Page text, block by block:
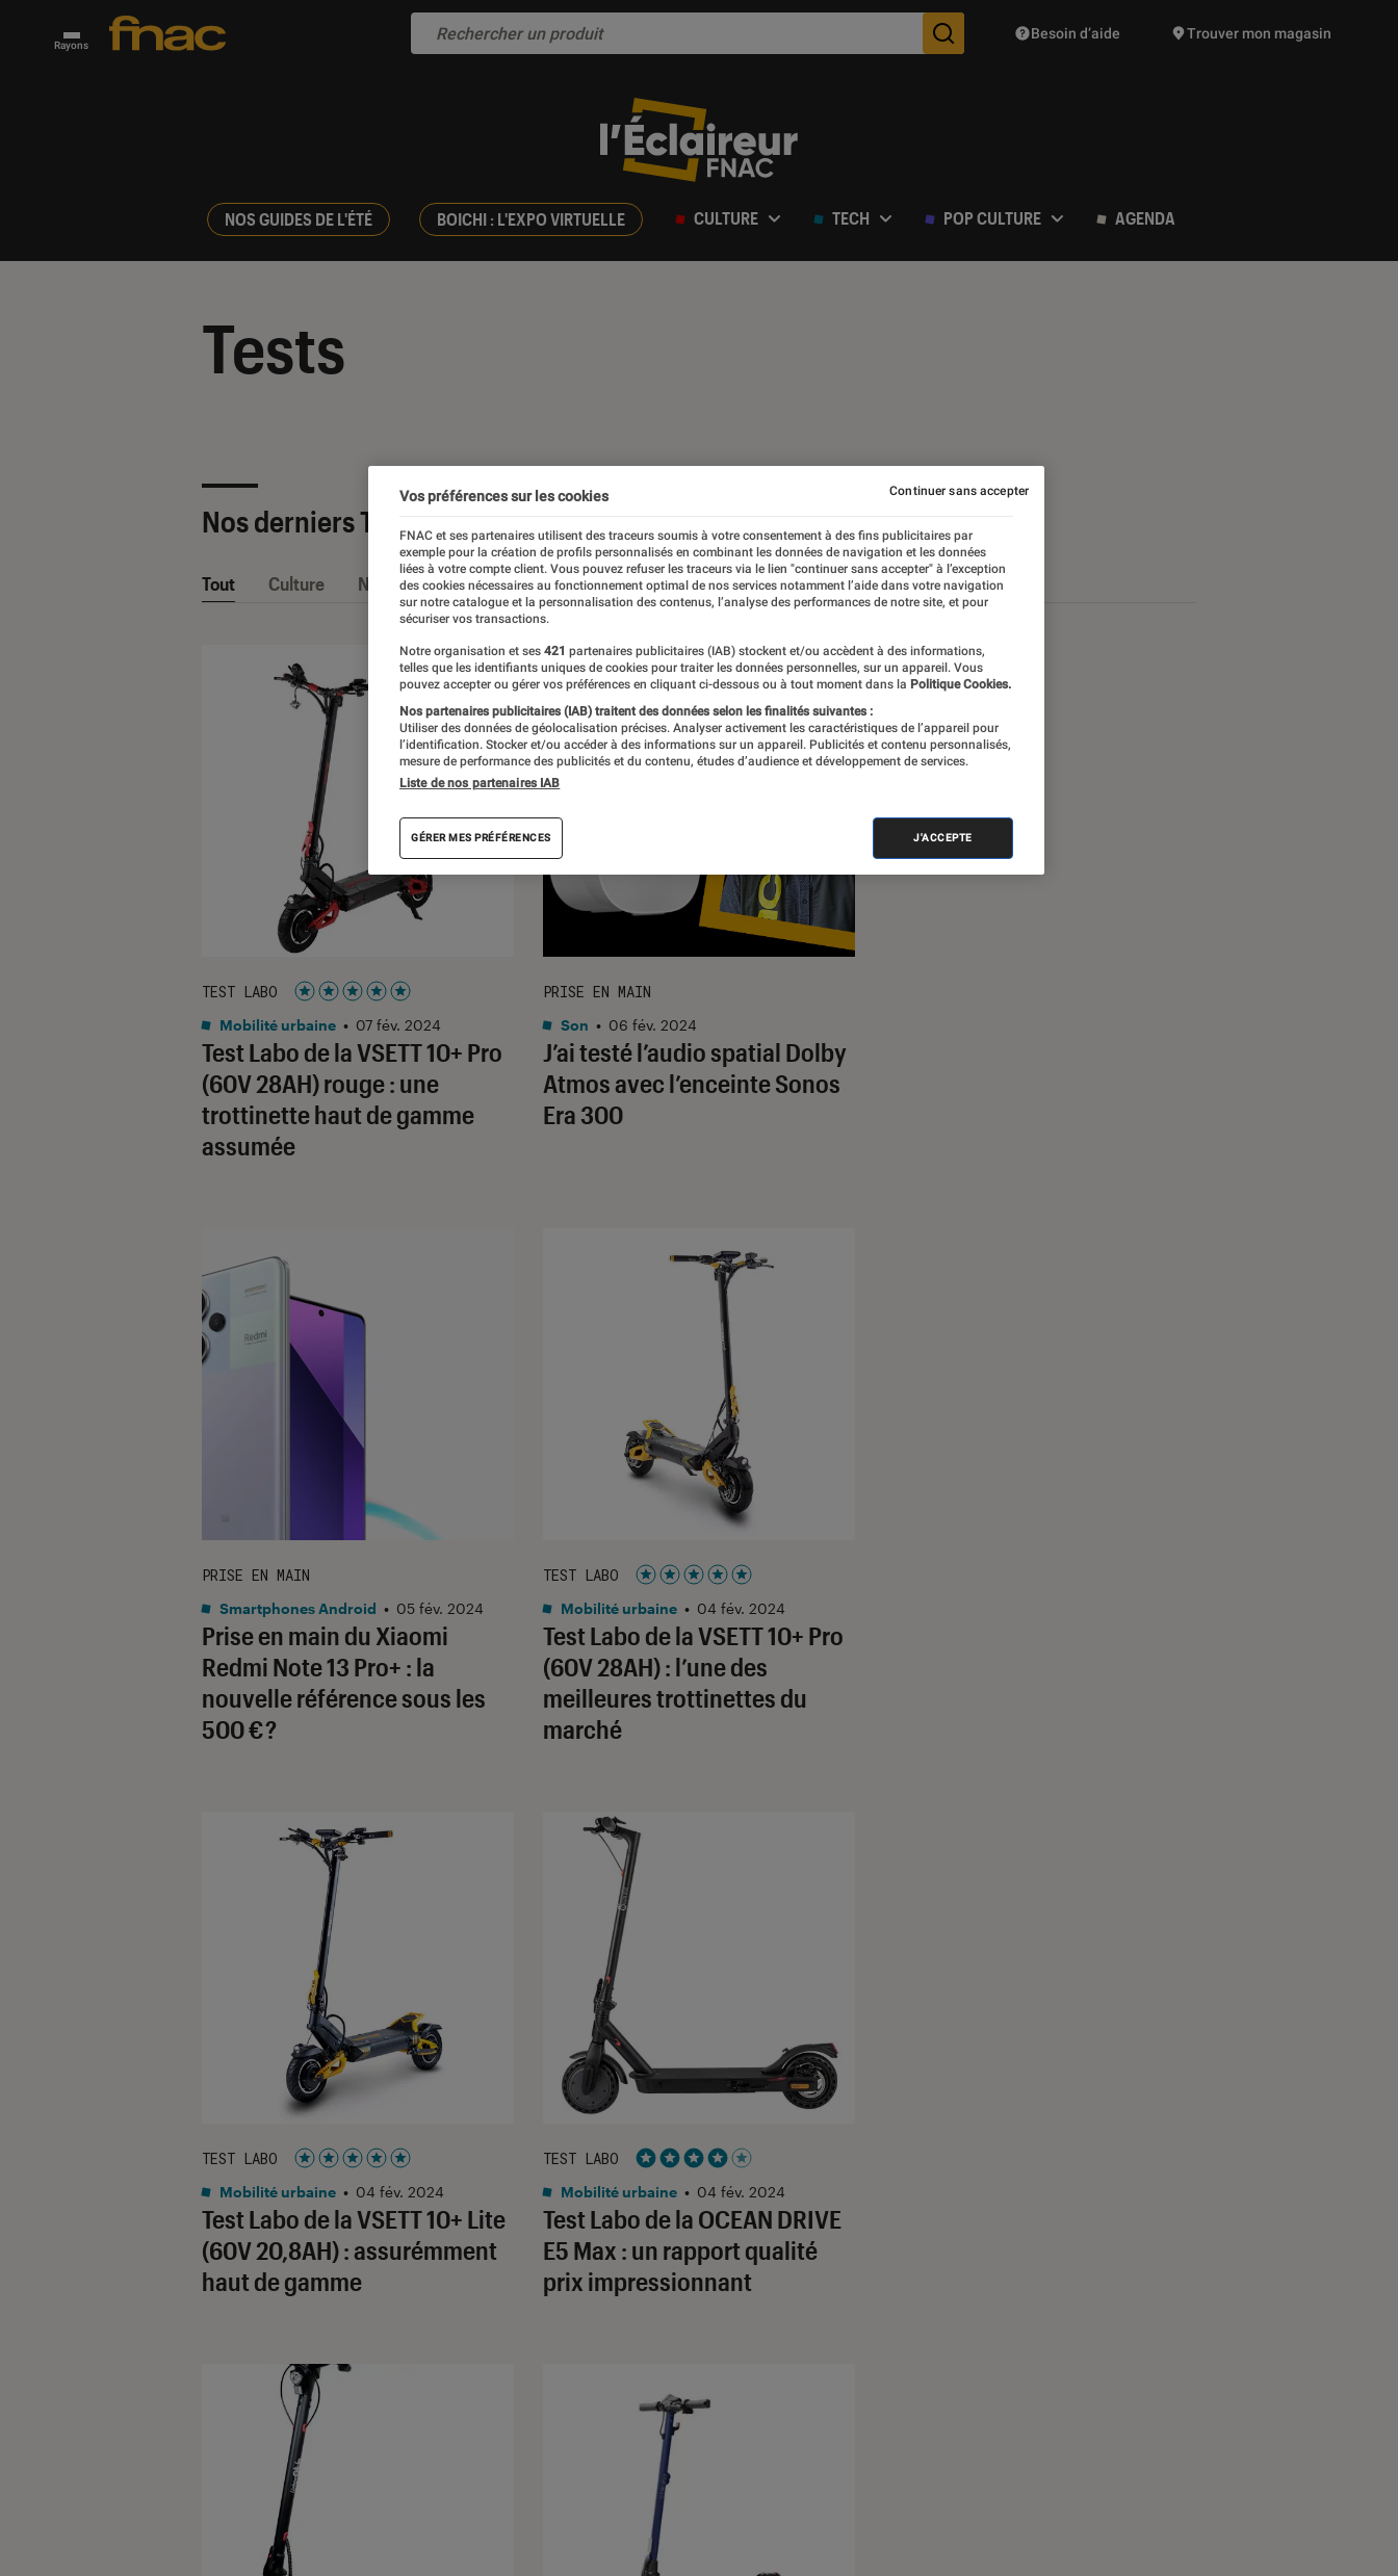
Rayons Des suggestions de produits vont vous être proposées
Besoin d’aide Trouver mon magasin
NOS GUIDES DE L'ÉTÉ BOICHI : L'EXPO VIRTUELLE CULTURE TECH POP CULTURE AGENDA
Tests
Nos derniers Tests
Tout Culture Nos conseils Pop Culture Tech
Test Labo de la VSETT 10+ Pro
(60V 28AH) rouge : une
trottinette haut de gamme
assumée
TEST LABO
Noté 5 étoiles sur 5
Mobilité urbaine • 07 fév. 2024
J’ai testé l’audio spatial Dolby
Atmos avec l’enceinte Sonos
Era 300
PRISE EN MAIN
Son • 06 fév. 2024
Prise en main du Xiaomi
Redmi Note 13 Pro+ : la
nouvelle référence sous les
500 € ?
PRISE EN MAIN
Smartphones Android • 05 fév. 2024
Test Labo de la VSETT 10+ Pro
(60V 28AH) : l’une des
meilleures trottinettes du
marché
TEST LABO
Noté 5 étoiles sur 5
Mobilité urbaine • 04 fév. 2024
Test Labo de la VSETT 10+ Lite
(60V 20,8AH) : assurémment
haut de gamme
TEST LABO
Noté 5 étoiles sur 5
Mobilité urbaine • 04 fév. 2024
Test Labo de la OCEAN DRIVE
E5 Max : un rapport qualité
prix impressionnant
TEST LABO
Noté 4 étoiles sur 5
Mobilité urbaine • 04 fév. 2024
Vos préférences sur les cookies
FNAC et ses partenaires utilisent des traceurs soumis à votre consentement à des fins publicitaires par
exemple pour la création de profils personnalisés en combinant les données de navigation et les données
liées à votre compte client. Vous pouvez refuser les traceurs via le lien "continuer sans accepter" à l’exception
des cookies nécessaires au fonctionnement optimal de nos services notamment l’aide dans votre navigation
sur notre catalogue et la personnalisation des contenus, l’analyse des performances de notre site, et pour
sécuriser vos transactions.
Notre organisation et ses 421 partenaires publicitaires (IAB) stockent et/ou accèdent à des informations,
telles que les identifiants uniques de cookies pour traiter les données personnelles, sur un appareil. Vous
pouvez accepter ou gérer vos préférences en cliquant ci-dessous ou à tout moment dans la Politique Cookies.
Nos partenaires publicitaires (IAB) traitent des données selon les finalités suivantes :
Utiliser des données de géolocalisation précises. Analyser activement les caractéristiques de l’appareil pour
l’identification. Stocker et/ou accéder à des informations sur un appareil. Publicités et contenu personnalisés,
mesure de performance des publicités et du contenu, études d’audience et développement de services.
Liste de nos partenaires IAB
GÉRER MES PRÉFÉRENCES J'ACCEPTE
Continuer sans accepter